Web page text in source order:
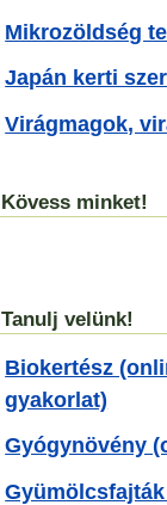
Mikrozöldség
Japán kerti
Virágmagok,
Kövess minket!
Tanulj velünk!
Biokertész
gyakorlat)
Gyógynövény